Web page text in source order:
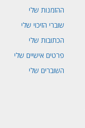
ההזמנות שלי
שוברי הזיכוי שלי
הכתובות שלי
פרטים אישיים שלי
השוברים שלי